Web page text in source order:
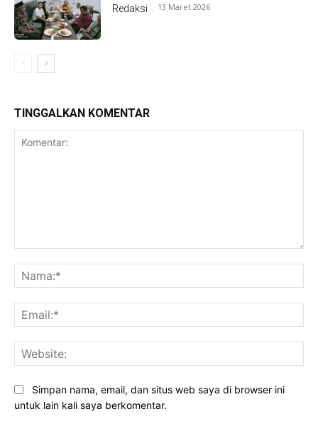
Redaksi - 13 Maret 2026
TINGGALKAN KOMENTAR
Simpan nama, email, dan situs web saya di browser ini
untuk lain kali saya berkomentar.